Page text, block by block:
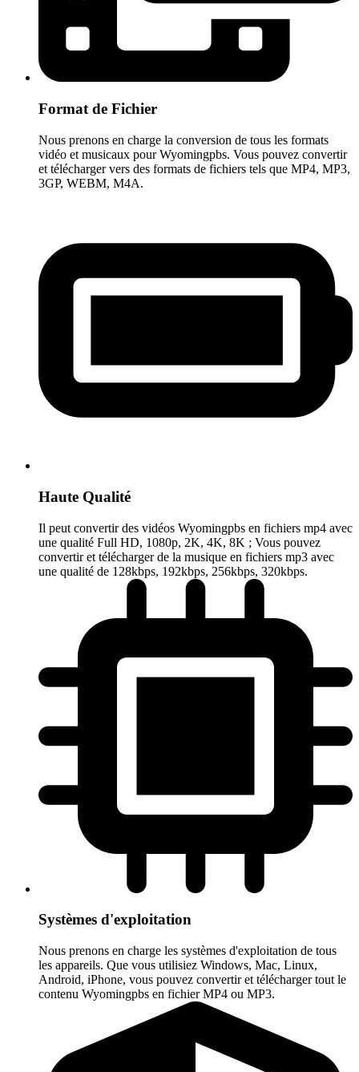
Format de Fichier
Nous prenons en charge la conversion de tous les formats
vidéo et musicaux pour Wyomingpbs. Vous pouvez convertir
et télécharger vers des formats de fichiers tels que MP4, MP3,
3GP, WEBM, M4A.
Haute Qualité
Il peut convertir des vidéos Wyomingpbs en fichiers mp4 avec
une qualité Full HD, 1080p, 2K, 4K, 8K ; Vous pouvez
convertir et télécharger de la musique en fichiers mp3 avec
une qualité de 128kbps, 192kbps, 256kbps, 320kbps.
Systèmes d'exploitation
Nous prenons en charge les systèmes d'exploitation de tous
les appareils. Que vous utilisiez Windows, Mac, Linux,
Android, iPhone, vous pouvez convertir et télécharger tout le
contenu Wyomingpbs en fichier MP4 ou MP3.